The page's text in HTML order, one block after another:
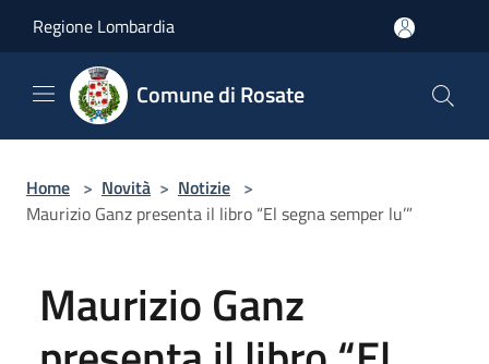
Regione Lombardia
Comune di Rosate
Home > Novità > Notizie >
Maurizio Ganz presenta il libro “El segna semper lu’”
Maurizio Ganz